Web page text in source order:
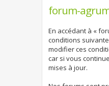
forum-
En accédant à «
conditions
modifier ces
car si vous
mises à jour.